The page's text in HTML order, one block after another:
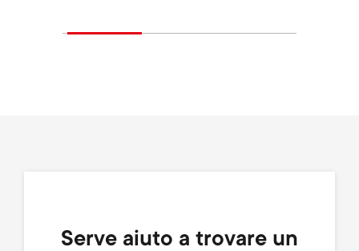
Serve aiuto a trovare un